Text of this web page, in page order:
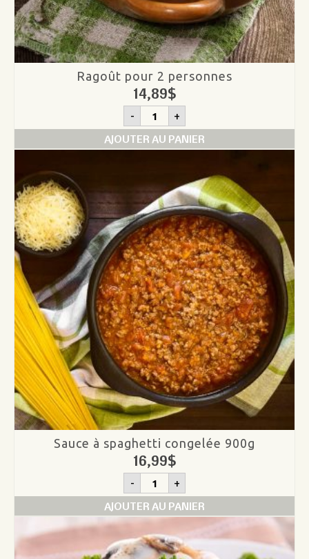
Ragoût pour 2 personnes
14,89$
- quantité
de
Ragoût
pour
+
AJOUTER AU PANIER
Sauce à spaghetti congelée 900g
16,99$
- quantité
de
Sauce
à
spaghetti
congelée
900g
+
AJOUTER AU PANIER